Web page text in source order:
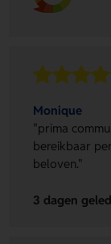
Monique
"prima
bereikbaar
beloven."
3 dagen